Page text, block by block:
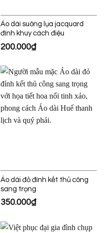
Áo dài suông lụa jacquard
đính khuy cách điệu
200.000₫
Áo dài đỏ đính kết thủ công
sang trọng
350.000₫